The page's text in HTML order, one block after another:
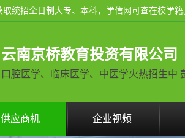
云南京桥教育投资有限公司
口腔医学、临床医学、中医学火热招生中
供应商机 企业视频